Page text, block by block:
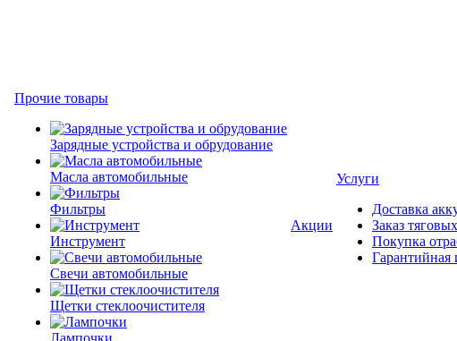
Прочие товары
Зарядные устройства и обрудование
Масла автомобильные
Фильтры
Инструмент
Свечи автомобильные
Щетки стеклоочистителя
Лампочки
Акции
Услуги
Доставка
Заказ
Покупка
Гарантийная